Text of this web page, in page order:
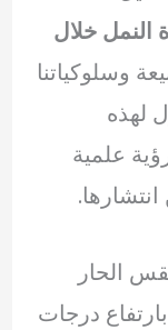
النمل خلال
وسلوكياتنا
لهذه
علمية
الحار
بارتفاع درجات